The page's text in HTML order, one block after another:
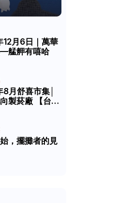
12月6日｜萬華
艋舺有嘻哈
月舒喜市集│
製菸廠 【台灣
，擺攤者的見